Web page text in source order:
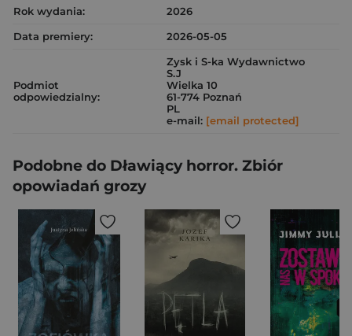
Rok wydania:
2026
Data premiery:
2026-05-05
Podmiot
odpowiedzialny:
Zysk i S-ka Wydawnictwo
S.J
Wielka 10
61-774 Poznań
PL
e-mail: [email protected]
Podobne do Dławiący horror. Zbiór
opowiadań grozy